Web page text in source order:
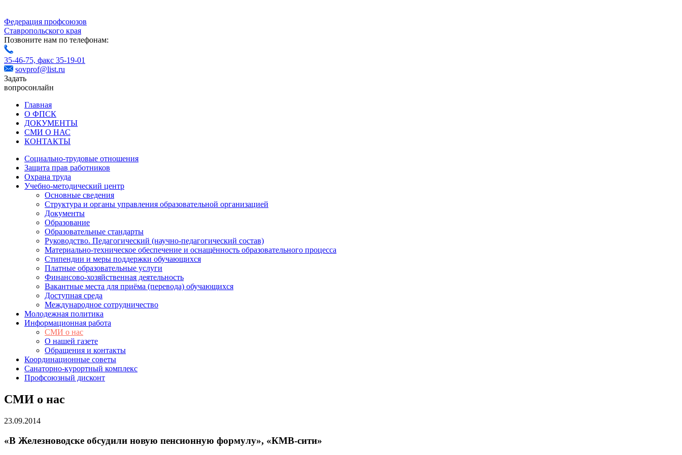
Федерация профсоюзов
Ставропольского края
Позвоните нам по телефонам:
35-46-75, факс 35-19-01
sovprof@list.ru
Задать
вопросонлайн
Главная
О ФПСК
ДОКУМЕНТЫ
СМИ О НАС
КОНТАКТЫ
Социально-трудовые отношения
Защита прав работников
Охрана труда
Учебно-методический центр
Основные сведения
Структура и органы управления образовательной организацией
Документы
Образование
Образовательные стандарты
Руководство. Педагогический (научно-педагогический состав)
Материально-техническое обеспечение и оснащённость образовательного процесса
Стипендии и меры поддержки обучающихся
Платные образовательные услуги
Финансово-хозяйственная деятельность
Вакантные места для приёма (перевода) обучающихся
Доступная среда
Международное сотрудничество
Молодежная политика
Информационная работа
СМИ о нас
О нашей газете
Обращения и контакты
Координационные советы
Санаторно-курортный комплекс
Профсоюзный дисконт
СМИ о нас
23.09.2014
«В Железноводске обсудили новую пенсионную формулу», «КМВ-сити»